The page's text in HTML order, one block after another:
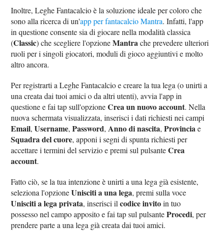
Inoltre, Leghe Fantacalcio è la soluzione ideale per coloro che
sono alla ricerca di un'app per fantacalcio Mantra. Infatti, l'app
in questione consente sia di giocare nella modalità classica
(Classic) che scegliere l'opzioneMantrache prevedere ulteriori
ruoli per i singoli giocatori, moduli di gioco aggiuntivi e molto
altro ancora.
Per registrarti a Leghe Fantacalcio e creare la tua lega (o unirti a
una creata dai tuoi amici o da altri utenti), avvia l'app in
questione e fai tap sull'opzioneCrea un nuovo account. Nella
nuova schermata visualizzata, inserisci i dati richiesti nei campi
Email,Username,Password,Anno di nascita,Provinciae
Squadra del cuore, apponi i segni di spunta richiesti per
accettare i termini del servizio e premi sul pulsanteCrea
account.
Fatto ciò, se la tua intenzione è unirti a una lega già esistente,
seleziona l'opzioneUnisciti a una lega, premi sulla voce
Unisciti a lega privata, inserisci ilcodice invitoin tuo
possesso nel campo apposito e fai tap sul pulsanteProcedi, per
prendere parte a una lega già creata dai tuoi amici.